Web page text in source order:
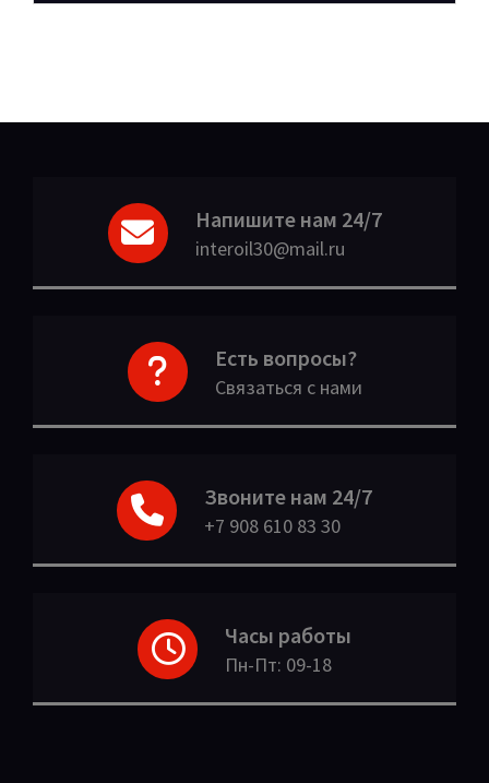
Напишите нам 24/7
interoil30@mail.ru
Есть вопросы?
Связаться с нами
Звоните нам 24/7
+7 908 610 83 30
Часы работы
Пн-Пт: 09-18